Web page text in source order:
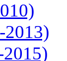
2013)